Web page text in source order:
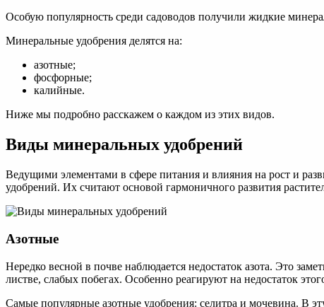
Особую популярность среди садоводов получили жидкие
Минеральные удобрения делятся на:
азотные;
фосфорные;
калийные.
Ниже мы подробно расскажем о каждом из этих видов.
Виды минеральных удобрений
Ведущими элементами в сфере питания и влияния на рост и
удобрений. Их считают основой гармоничного развития
Азотные
Нередко весной в почве наблюдается недостаток азота. Это
листве, слабых побегах. Особенно реагируют на недостаток
Самые популярные азотные удобрения: селитра и мочевина. В